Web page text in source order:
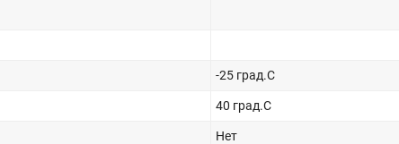
-25 град.C
40 град.C
Нет